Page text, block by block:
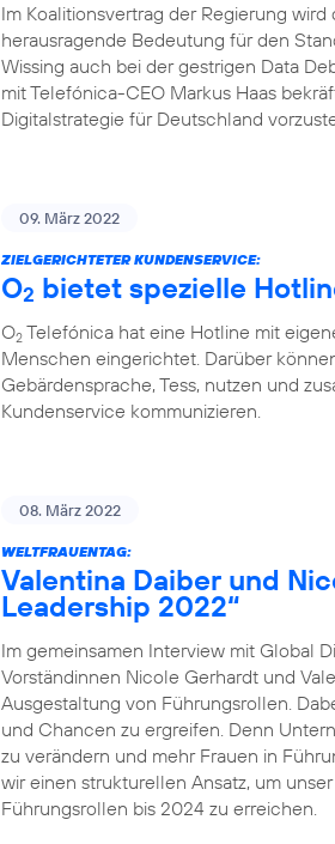
Im Koalitionsvertrag der Regierung
herausragende Bedeutung für den
Wissing auch bei der gestrigen Data
mit Telefónica-CEO Markus Haas
Digitalstrategie für Deutschland
09. März 2022
ZIELGERICHTETER KUNDENSERVICE:
O2 bietet spezielle
O2 Telefónica hat eine Hotline mit
Menschen eingerichtet. Darüber
Gebärdensprache, Tess, nutzen und
Kundenservice kommunizieren.
08. März 2022
WELTFRAUENTAG:
Valentina Daiber und
Leadership 2022“
Im gemeinsamen Interview mit Global
Vorständinnen Nicole Gerhardt und
Ausgestaltung von Führungsrollen.
und Chancen zu ergreifen. Denn
zu verändern und mehr Frauen in
wir einen strukturellen Ansatz, um
Führungsrollen bis 2024 zu erreichen.